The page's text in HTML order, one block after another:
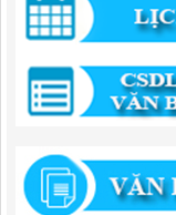
294/QĐ-UBND
QUYẾT ĐỊNH Về việc
quyết của Ban Quản lý
Lượt xem:671 | lượt
Quyết định về việc
hành trong lĩnh vực
giải quyết của Ban